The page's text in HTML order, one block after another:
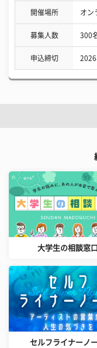
開催場所 オン
募集人数 300
申込締切
大学生の相談窓口
セルフライナーノ